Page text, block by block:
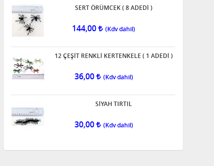
SERT ÖRÜMCEK ( 8 ADEDİ )
144,00
12 ÇEŞİT RENKLİ KERTENKELE ( 1 ADEDİ )
36,00
SİYAH TIRTIL
30,00